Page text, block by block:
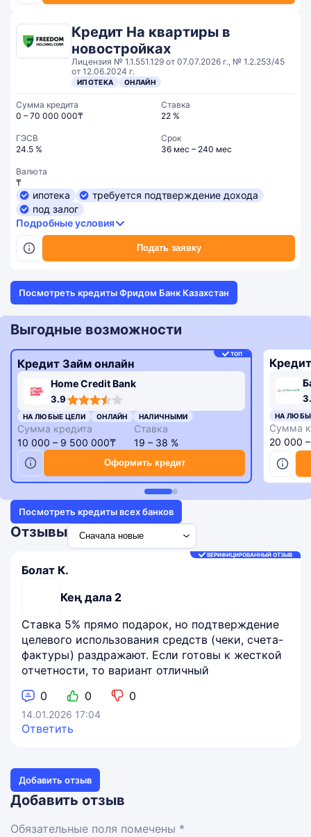
Кредит На квартиры в
новостройках
Лицензия № 1.1.551.129 от 07.07.2026 г., № 1.2.253/45
от 12.06.2024 г.
ИПОТЕКА ОНЛАЙН
Подать заявку
Сумма кредита
0 – 70 000 000₸
Ставка
22 %
ГЭСВ
24.5 %
Срок
36 мес – 240 мес
Валюта
₸
ипотека
требуется подтверждение дохода
под залог
Подробные условия
Посмотреть кредиты Фридом Банк Казахстан
Выгодные возможности
ТОП
Кредит Займ онлайн
Home Credit Bank
3.9
rating
НА ЛЮБЫЕ ЦЕЛИ ОНЛАЙН НАЛИЧНЫМИ
Сумма кредита
10 000 – 9 500 000₸
Ставка
19 – 38 %
Оформить кредит
НА
Сумма
20 000
Посмотреть кредиты всех банков
Отзывы
Болат К.
Кең дала 2
ВЕРИФИЦИРОВАННЫЙ ОТЗЫВ
Ставка 5% прямо подарок, но подтверждение
целевого использования средств (чеки, счета-
фактуры) раздражают. Если готовы к жесткой
отчетности, то вариант отличный
0
0 0
14.01.2026 17:04
Ответить
Добавить отзыв
Добавить отзыв
Обязательные поля помечены *